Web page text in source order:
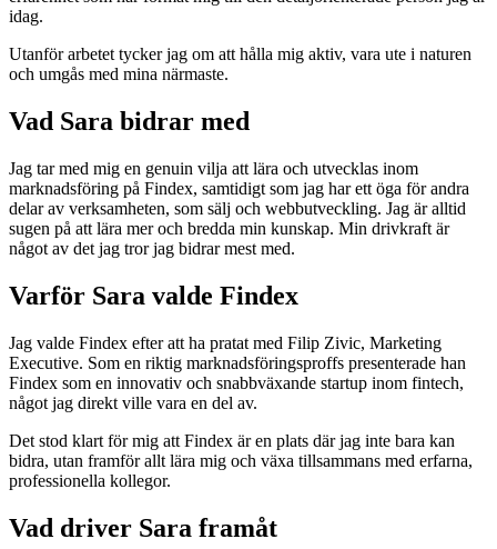
idag.
Utanför arbetet tycker jag om att hålla mig aktiv, vara ute i naturen
och umgås med mina närmaste.
Vad Sara bidrar med
Jag tar med mig en genuin vilja att lära och utvecklas inom
marknadsföring på Findex, samtidigt som jag har ett öga för andra
delar av verksamheten, som sälj och webbutveckling. Jag är alltid
sugen på att lära mer och bredda min kunskap. Min drivkraft är
något av det jag tror jag bidrar mest med.
Varför Sara valde Findex
Jag valde Findex efter att ha pratat med Filip Zivic, Marketing
Executive. Som en riktig marknadsföringsproffs presenterade han
Findex som en innovativ och snabbväxande startup inom fintech,
något jag direkt ville vara en del av.
Det stod klart för mig att Findex är en plats där jag inte bara kan
bidra, utan framför allt lära mig och växa tillsammans med erfarna,
professionella kollegor.
Vad driver Sara framåt